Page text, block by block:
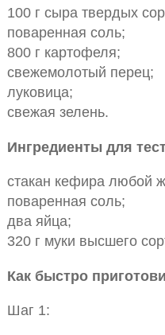
100 г сыра твердых
поваренная соль;
800 г картофеля;
свежемолотый перец;
луковица;
свежая зелень.
Ингредиенты для
стакан кефира любой
поваренная соль;
два яйца;
320 г муки высшего
Как быстро
Шаг 1: